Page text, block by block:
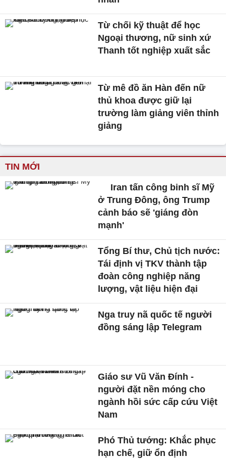
Từ chối kỹ thuật để học
Ngoại thương, nữ sinh xứ
Thanh tốt nghiệp xuất sắc
Từ mê đồ ăn Hàn đến nữ
thủ khoa được giữ lại
trường làm giảng viên thỉnh
giảng
TIN MỚI
Iran tấn công binh sĩ Mỹ
ở Trung Đông, ông Trump
cảnh báo sẽ 'giáng đòn
mạnh'
Tổng Bí thư, Chủ tịch nước:
Tái định vị TKV thành tập
đoàn công nghiệp năng
lượng, vật liệu hiện đại
Nga truy nã quốc tế người
đồng sáng lập Telegram
Giáo sư Vũ Văn Đính -
người đặt nền móng cho
ngành hồi sức cấp cứu Việt
Nam
Phó Thủ tướng: Khắc phục
hạn chế, giữ ổn định